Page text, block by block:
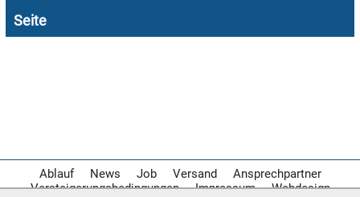
11.08:
Chips
Aktion
Seite
Ablauf News Job Versand
Ansprechpartner
Versteigerungsbedingungen
Impressum Webdesign